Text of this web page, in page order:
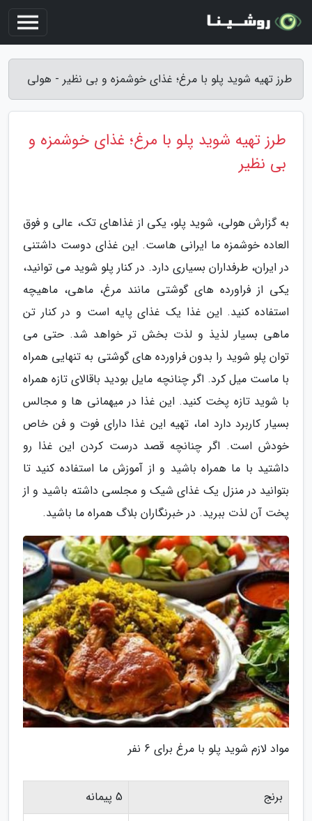
طرز تهیه شوید پلو با مرغ؛ غذای خوشمزه و بی نظیر - هولی
طرز تهیه شوید پلو با مرغ؛ غذای خوشمزه و
بی نظیر
به گزارش هولی، شوید پلو، یکی از غذاهای تک، عالی و فوق
العاده خوشمزه ما ایرانی هاست. این غذای دوست داشتنی
در ایران، طرفداران بسیاری دارد. در کنار پلو شوید می توانید،
یکی از فراورده های گوشتی مانند مرغ، ماهی، ماهیچه
استفاده کنید. این غذا یک غذای پایه است و در کنار تن
ماهی بسیار لذیذ و لذت بخش تر خواهد شد. حتی می
توان پلو شوید را بدون فراورده های گوشتی به تنهایی همراه
با ماست میل کرد. اگر چنانچه مایل بودید باقالای تازه همراه
با شوید تازه پخت کنید. این غذا در میهمانی ها و مجالس
بسیار کاربرد دارد اما، تهیه این غذا دارای فوت و فن خاص
خودش است. اگر چنانچه قصد درست کردن این غذا رو
داشتید با ما همراه باشید و از آموزش ما استفاده کنید تا
بتوانید در منزل یک غذای شیک و مجلسی داشته باشید و از
پخت آن لذت ببرید. در خبرنگاران بلاگ همراه ما باشید.
مواد لازم شوید پلو با مرغ برای 6 نفر
برنج
5 پیمانه